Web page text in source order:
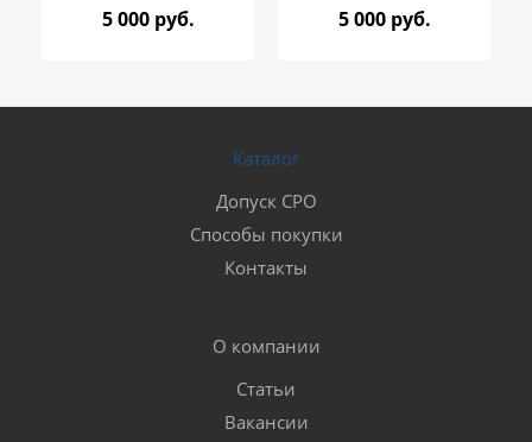
5 000 руб. 5 000 руб.
Каталог
Допуск СРО
Способы покупки
Контакты
О компании
Статьи
Вакансии